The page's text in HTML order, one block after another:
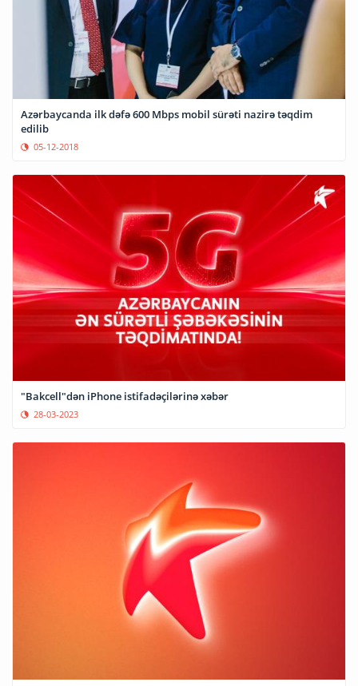
Azərbaycanda ilk dəfə 600 Mbps mobil sürəti nazirə təqdim
edilib
05-12-2018
"Bakcell"dən iPhone istifadəçilərinə xəbər
28-03-2023